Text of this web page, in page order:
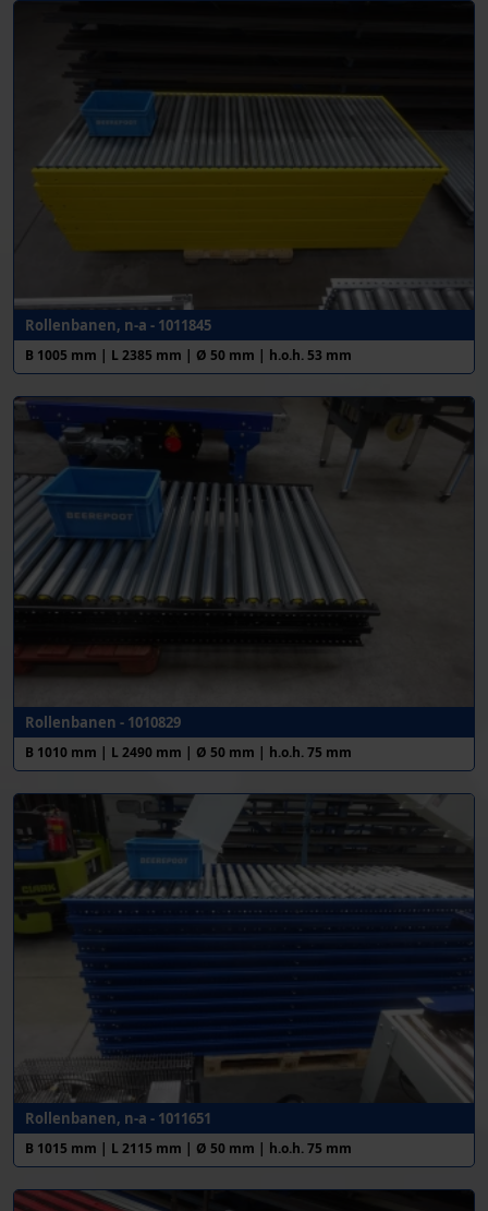
Rollenbanen, n-a - 1011845
B 1005 mm | L 2385 mm | Ø 50 mm | h.o.h. 53 mm
Rollenbanen - 1010829
B 1010 mm | L 2490 mm | Ø 50 mm | h.o.h. 75 mm
Rollenbanen, n-a - 1011651
B 1015 mm | L 2115 mm | Ø 50 mm | h.o.h. 75 mm